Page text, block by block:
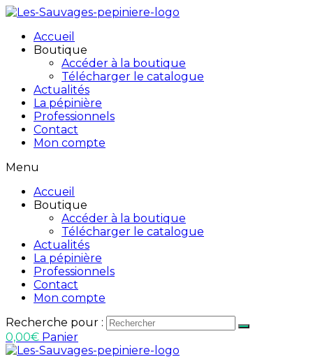
Accueil
Boutique
Accéder à la boutique
Télécharger le catalogue
Actualités
La pépinière
Professionnels
Contact
Mon compte
Menu
Accueil
Boutique
Accéder à la boutique
Télécharger le catalogue
Actualités
La pépinière
Professionnels
Contact
Mon compte
Recherche pour :
0,00€ Panier